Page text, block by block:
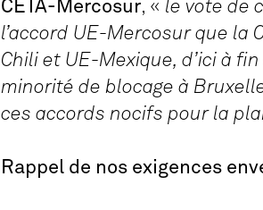
CETA-Mercosur, « le vote de
l’accord UE-Mercosur que la
Chili et UE-Mexique, d’ici à
minorité de blocage à
ces accords nocifs pour la
Rappel de nos exigences